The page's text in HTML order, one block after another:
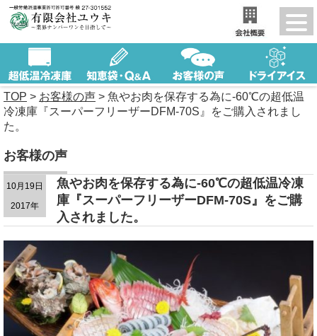
TOP > お客様の声 > 魚やお肉を保存する為に-60℃の超低温
冷凍庫『スーパーフリーザーDFM-70S』をご購入されまし
た。
お客様の声
10月19日
2017年
魚やお肉を保存する為に-60℃の超低温冷凍
庫『スーパーフリーザーDFM-70S』をご購
入されました。